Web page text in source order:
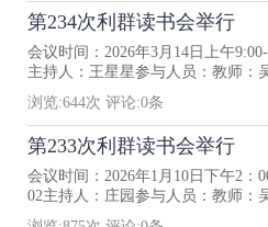
第234次利群读书会举行
会议时间：2026年3月14日上午
主持人：王星星参与人员：教师：
浏览:644次 评论:0条
第233次利群读书会举行
会议时间：2026年1月10日下午2：
02主持人：庄园参与人员：教师：